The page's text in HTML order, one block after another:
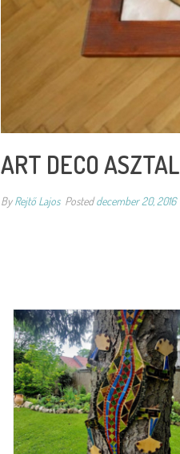
ART DECO ASZTAL
ByRejtő Lajos Posteddecember 20, 2016